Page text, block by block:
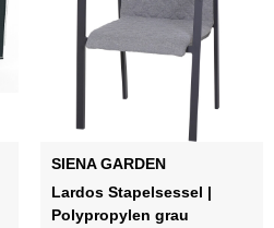
SIENA GARDEN
Lardos Stapelsessel |
Polypropylen grau